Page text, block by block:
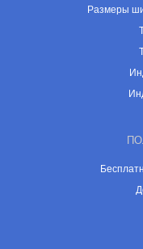
Размеры